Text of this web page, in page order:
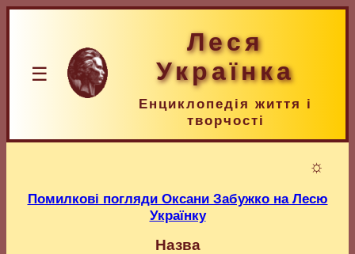
☰
Леся
Українка
Енциклопедія життя і
творчості
☼
Помилкові погляди Оксани Забужко на Лесю
Українку
Назва